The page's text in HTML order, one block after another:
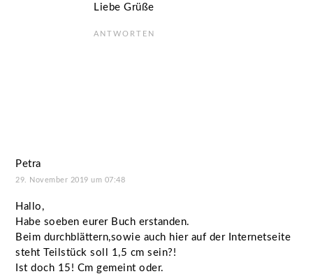
Liebe Grüße
ANTWORTEN
Petra
29. November 2019 um 07:48
Hallo,
Habe soeben eurer Buch erstanden.
Beim durchblättern,sowie auch hier auf der Internetseite
steht Teilstück soll 1,5 cm sein?!
Ist doch 15! Cm gemeint oder.